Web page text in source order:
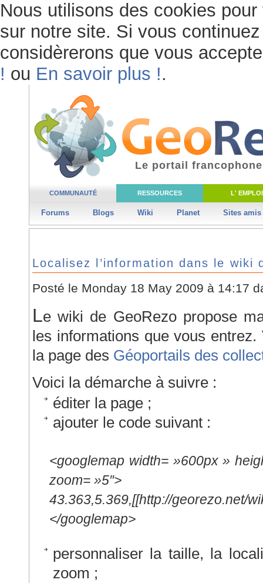
Nous utilisons des cookies
sur notre site. Si vous
considèrerons que vous
! ou En savoir plus !.
COMMUNAUTÉ RESSOURCES L' EMPLOI
Forums Blogs Wiki Planet Sites amis
Le portail
Localisez l’information dans le wiki
Posté le Monday 18 May 2009 à 14:17
Le wiki de GeoRezo propose
les informations que vous
la page des Géoportails des
Voici la démarche à suivre :
éditer la page ;
ajouter le code suivant :
<googlemap width= »600px »
zoom= »5″>
43.363,5.369,[[http://georezo.net/
</googlemap>
personnaliser la taille, la
zoom ;